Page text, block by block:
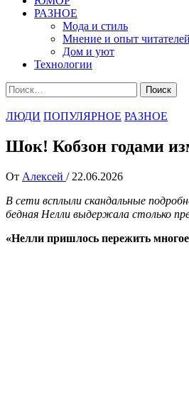
РАЗНОЕ
Мода и стиль
Мнение и опыт читателей
Дом и уют
Технологии
Найти:
ЛЮДИ ПОПУЛЯРНОЕ РАЗНОЕ
Шок! Кобзон годами
От Алексей / 22.06.2026
В сети всплыли скандальные
бедная Нелли выдержала столько
«Нелли пришлось пережить